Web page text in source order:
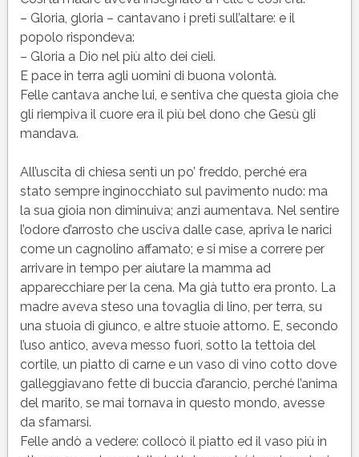
– Gloria, gloria – cantavano i preti sull’altare: e il
popolo rispondeva:
– Gloria a Dio nel più alto dei cieli.
E pace in terra agli uomini di buona volontà.
Felle cantava anche lui, e sentiva che questa gioia che
gli riempiva il cuore era il più bel dono che Gesù gli
mandava.
All’uscita di chiesa sentì un po’ freddo, perché era
stato sempre inginocchiato sul pavimento nudo: ma
la sua gioia non diminuiva; anzi aumentava. Nel sentire
l’odore d’arrosto che usciva dalle case, apriva le narici
come un cagnolino affamato; e si mise a correre per
arrivare in tempo per aiutare la mamma ad
apparecchiare per la cena. Ma già tutto era pronto. La
madre aveva steso una tovaglia di lino, per terra, su
una stuoia di giunco, e altre stuoie attorno. E, secondo
l’uso antico, aveva messo fuori, sotto la tettoia del
cortile, un piatto di carne e un vaso di vino cotto dove
galleggiavano fette di buccia d’arancio, perché l’anima
del marito, se mai tornava in questo mondo, avesse
da sfamarsi.
Felle andò a vedere: collocò il piatto ed il vaso più in